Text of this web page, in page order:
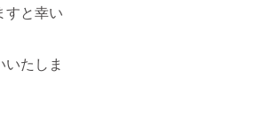
すと幸い
たしま